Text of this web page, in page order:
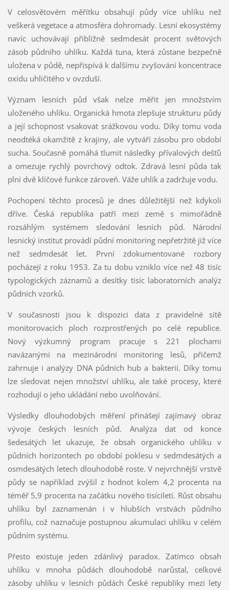
V celosvětovém měřítku obsahují půdy více uhlíku než
veškerá vegetace a atmosféra dohromady. Lesní ekosystémy
navíc uchovávají přibližně sedmdesát procent světových
zásob půdního uhlíku. Každá tuna, která zůstane bezpečně
uložena v půdě, nepřispívá k dalšímu zvyšování koncentrace
oxidu uhličitého v ovzduší.
Význam lesních půd však nelze měřit jen množstvím
uloženého uhlíku. Organická hmota zlepšuje strukturu půdy
a její schopnost vsakovat srážkovou vodu. Díky tomu voda
neodtéká okamžitě z krajiny, ale vytváří zásobu pro období
sucha. Současně pomáhá tlumit následky přívalových dešťů
a omezuje rychlý povrchový odtok. Zdravá lesní půda tak
plní dvě klíčové funkce zároveň. Váže uhlík a zadržuje vodu.
Pochopení těchto procesů je dnes důležitější než kdykoli
dříve. Česká republika patří mezi země s mimořádně
rozsáhlým systémem sledování lesních půd. Národní
lesnický institut provádí půdní monitoring nepřetržitě již více
než sedmdesát let. První zdokumentované rozbory
pocházejí z roku 1953. Za tu dobu vzniklo více než 48 tisíc
typologických záznamů a desítky tisíc laboratorních analýz
půdních vzorků.
V současnosti jsou k dispozici data z pravidelné sítě
monitorovacích ploch rozprostřených po celé republice.
Nový výzkumný program pracuje s 221 plochami
navázanými na mezinárodní monitoring lesů, přičemž
zahrnuje i analýzy DNA půdních hub a bakterií. Díky tomu
lze sledovat nejen množství uhlíku, ale také procesy, které
rozhodují o jeho ukládání nebo uvolňování.
Výsledky dlouhodobých měření přinášejí zajímavý obraz
vývoje českých lesních půd. Analýza dat od konce
šedesátých let ukazuje, že obsah organického uhlíku v
půdních horizontech po období poklesu v sedmdesátých a
osmdesátých letech dlouhodobě roste. V nejvrchnější vrstvě
půdy se například zvýšil z hodnot kolem 4,2 procenta na
téměř 5,9 procenta na začátku nového tisíciletí. Růst obsahu
uhlíku byl zaznamenán i v hlubších vrstvách půdního
profilu, což naznačuje postupnou akumulaci uhlíku v celém
půdním systému.
Přesto existuje jeden zdánlivý paradox. Zatímco obsah
uhlíku v mnoha půdách dlouhodobě narůstal, celkové
zásoby uhlíku v lesních půdách České republiky mezi lety